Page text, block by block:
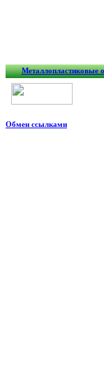
Металлопластиковые
Обмен ссылками